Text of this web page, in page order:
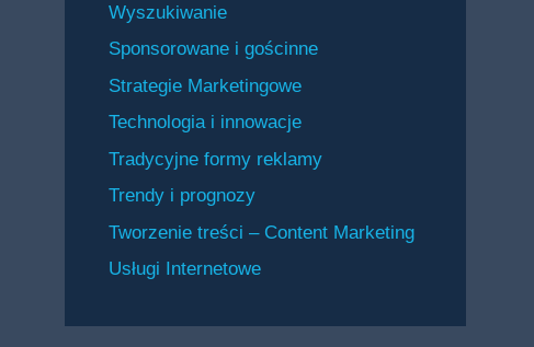
Wyszukiwanie
Sponsorowane i gościnne
Strategie Marketingowe
Technologia i innowacje
Tradycyjne formy reklamy
Trendy i prognozy
Tworzenie treści – Content Marketing
Usługi Internetowe